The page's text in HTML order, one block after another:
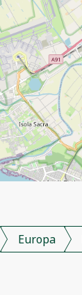
Europa